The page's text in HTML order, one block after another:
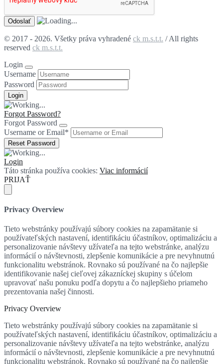
© 2017 - 2026. Všetky práva vyhradené ck m.s.t.t. / All rights
reserved ck m.s.t.t.
Login
Username
Password
Forgot Password?
Forgot Password
Username or Email*
Login
Táto stránka používa cookies: Viac informácií
PRIJAŤ
Privacy Overview
Tieto webstránky používajú súbory cookies na zapamätanie si
používateľských nastavení, identifikáciu účastníkov, optimalizáciu a
personalizovanie návštevy užívateľa na tejto webstránke, analýzu
informácií o návštevnosti, zlepšenie komunikácie a pre nevyhnutnú
funkcionalitu webstránok. Rovnako sú používané na čo najlepšie
identifikovanie našej cieľovej zákazníckej skupiny s účelom
upravovať našu ponuku podľa dopytu a čo najlepšieho priameho
prezentovania našej činnosti.
Privacy Overview
Tieto webstránky používajú súbory cookies na zapamätanie si
používateľských nastavení, identifikáciu účastníkov, optimalizáciu a
personalizovanie návštevy užívateľa na tejto webstránke, analýzu
informácií o návštevnosti, zlepšenie komunikácie a pre nevyhnutnú
funkcionalitu webstránok. Rovnako sú používané na čo najlepšie